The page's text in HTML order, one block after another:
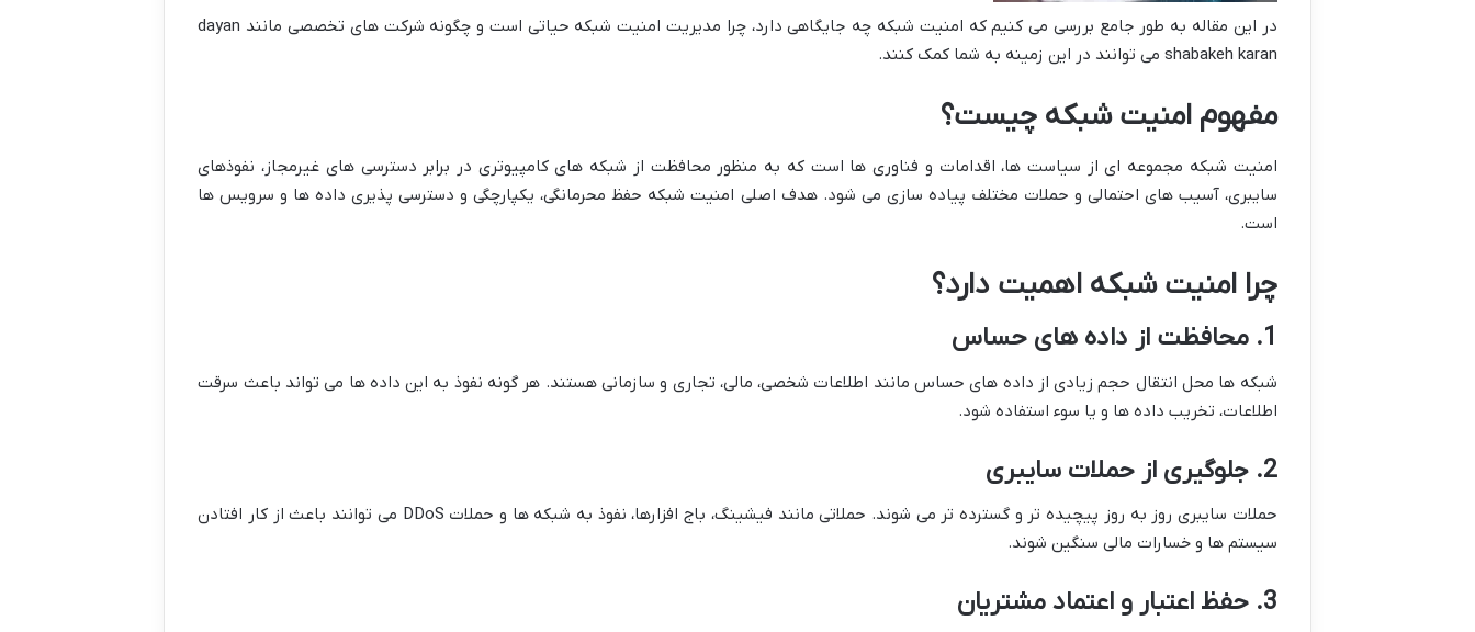
در این مقاله به طور جامع بررسی می کنیم که امنیت شبکه چه جایگاهی دارد، چرا مدیریت امنیت شبکه حیاتی است و چگونه شرکت های تخصصی مانند dayan
shabakeh karan می توانند در این زمینه به شما کمک کنند.
مفهوم امنیت شبکه چیست؟
امنیت شبکه مجموعه ای از سیاست ها، اقدامات و فناوری ها است که به منظور محافظت از شبکه های کامپیوتری در برابر دسترسی های غیرمجاز، نفوذهای
سایبری، آسیب های احتمالی و حملات مختلف پیاده سازی می شود. هدف اصلی امنیت شبکه حفظ محرمانگی، یکپارچگی و دسترسی پذیری داده ها و سرویس ها
است.
چرا امنیت شبکه اهمیت دارد؟
1. محافظت از داده های حساس
شبکه ها محل انتقال حجم زیادی از داده های حساس مانند اطلاعات شخصی، مالی، تجاری و سازمانی هستند. هر گونه نفوذ به این داده ها می تواند باعث سرقت
اطلاعات، تخریب داده ها و یا سوء استفاده شود.
2. جلوگیری از حملات سایبری
حملات سایبری روز به روز پیچیده تر و گسترده تر می شوند. حملاتی مانند فیشینگ، باج افزارها، نفوذ به شبکه ها و حملات DDoS می توانند باعث از کار افتادن
سیستم ها و خسارات مالی سنگین شوند.
3. حفظ اعتبار و اعتماد مشتریان